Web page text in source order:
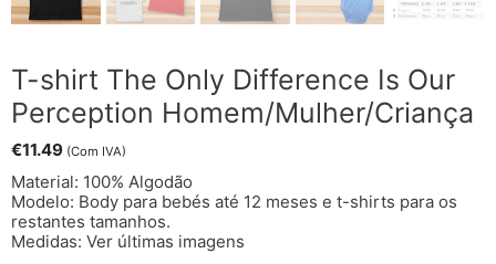
T-shirt The Only Difference Is Our
Perception Homem/Mulher/Criança
€11.49 (Com IVA)
Material: 100% Algodão
Modelo: Body para bebés até 12 meses e t-shirts para os
restantes tamanhos.
Medidas: Ver últimas imagens